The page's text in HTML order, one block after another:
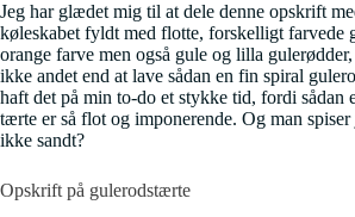
Jeg har glædet mig til at dele denne opskrift
køleskabet fyldt med flotte, forskelligt farvede
orange farve men også gule og lilla
ikke andet end at lave sådan en fin spiral
haft det på min to-do et stykke tid, fordi sådan
tærte er så flot og imponerende. Og man
ikke sandt?
Opskrift på gulerodstærte